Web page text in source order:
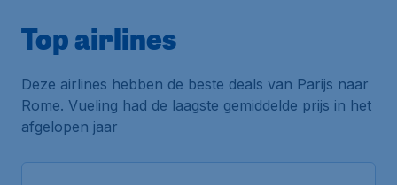
Top airlines
Deze airlines hebben de beste deals van Parijs naar
Rome. Vueling had de laagste gemiddelde prijs in het
afgelopen jaar